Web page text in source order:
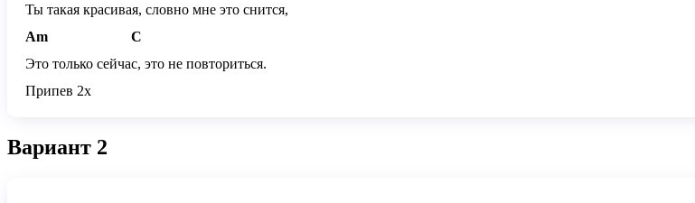
Ты такая красивая, словно мне это снится,
Am
C
Это только сейчас, это не повториться.
Припев 2х
Вариант 2